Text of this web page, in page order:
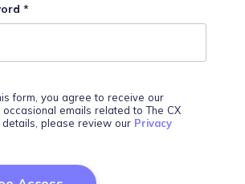
*
form, you agree to receive our
emails related to The CX
details, please review our Privacy